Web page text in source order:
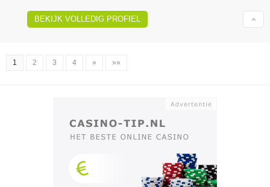
BEKIJK VOLLEDIG PROFIEL
1 2 3 4 » »»